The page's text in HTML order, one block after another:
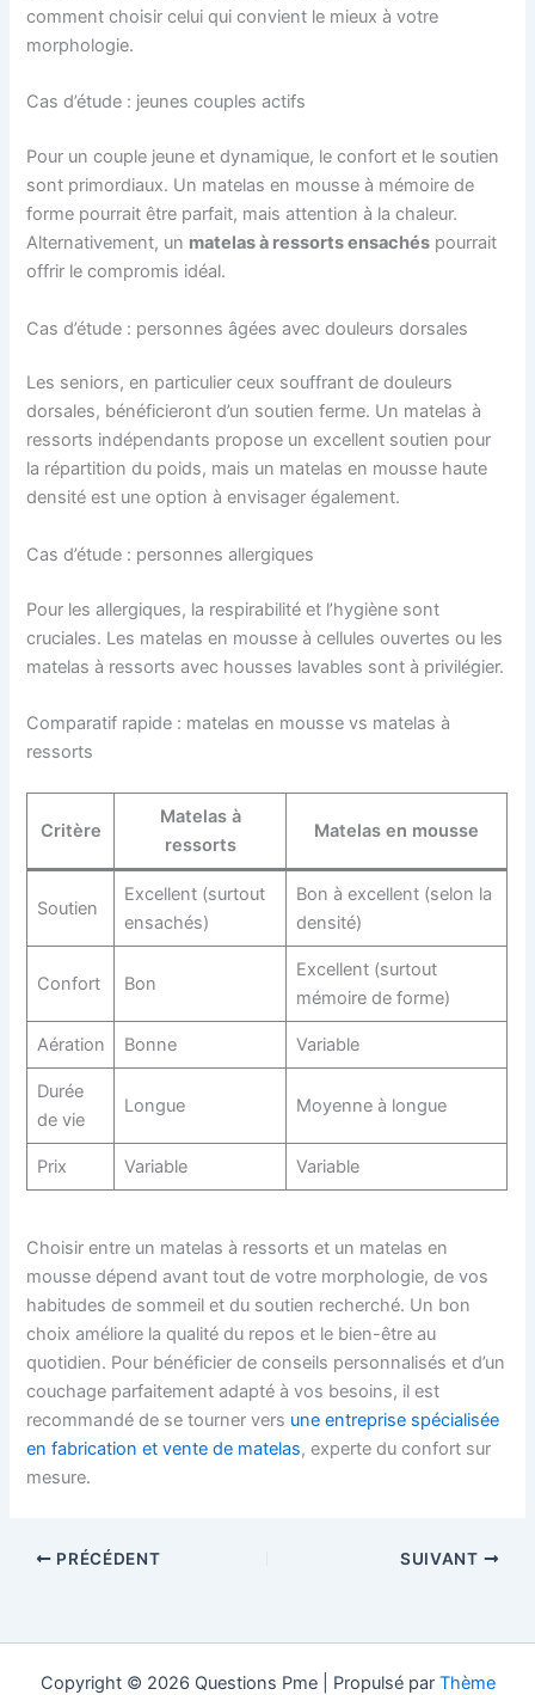
comment choisir celui qui convient le mieux à votre
morphologie.
Cas d’étude : jeunes couples actifs
Pour un couple jeune et dynamique, le confort et le soutien
sont primordiaux. Un matelas en mousse à mémoire de
forme pourrait être parfait, mais attention à la chaleur.
Alternativement, un matelas à ressorts ensachés pourrait
offrir le compromis idéal.
Cas d’étude : personnes âgées avec douleurs dorsales
Les seniors, en particulier ceux souffrant de douleurs
dorsales, bénéficieront d’un soutien ferme. Un matelas à
ressorts indépendants propose un excellent soutien pour
la répartition du poids, mais un matelas en mousse haute
densité est une option à envisager également.
Cas d’étude : personnes allergiques
Pour les allergiques, la respirabilité et l’hygiène sont
cruciales. Les matelas en mousse à cellules ouvertes ou les
matelas à ressorts avec housses lavables sont à privilégier.
Comparatif rapide : matelas en mousse vs matelas à
ressorts
Critère
Matelas à
ressorts
Matelas en mousse
Soutien
Excellent (surtout
ensachés)
Bon à excellent (selon la
densité)
Confort Bon
Excellent (surtout
mémoire de forme)
Aération Bonne Variable
Durée
de vie
Longue Moyenne à longue
Prix Variable Variable
Choisir entre un matelas à ressorts et un matelas en
mousse dépend avant tout de votre morphologie, de vos
habitudes de sommeil et du soutien recherché. Un bon
choix améliore la qualité du repos et le bien-être au
quotidien. Pour bénéficier de conseils personnalisés et d’un
couchage parfaitement adapté à vos besoins, il est
recommandé de se tourner vers une entreprise spécialisée
en fabrication et vente de matelas, experte du confort sur
mesure.
PRÉCÉDENT SUIVANT
Copyright © 2026 Questions Pme | Propulsé par Thème